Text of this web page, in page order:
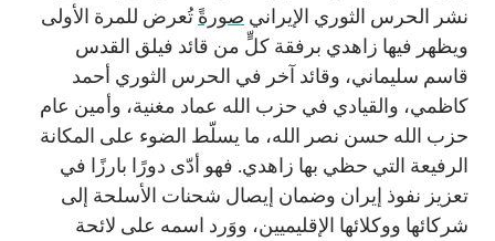
نشر الحرس الثوري الإيراني صورةً تُعرض للمرة الأولى
ويظهر فيها زاهدي برفقة كلٍّ من قائد فيلق القدس
قاسم سليماني، وقائد آخر في الحرس الثوري أحمد
كاظمي، والقيادي في حزب الله عماد مغنية، وأمين عام
حزب الله حسن نصر الله، ما يسلّط الضوء على المكانة
الرفيعة التي حظي بها زاهدي. فهو أدّى دورًا بارزًا في
تعزيز نفوذ إيران وضمان إيصال شحنات الأسلحة إلى
شركائها ووكلائها الإقليميين، ووَرد اسمه على لائحة